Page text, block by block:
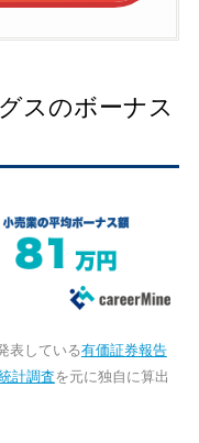
スのボーナス
表している有価証券報告
計調査を元に独自に算出